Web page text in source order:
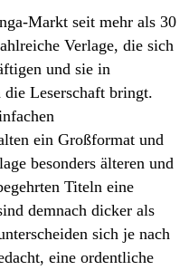
Markt seit mehr als 30
Verlage, die sich
und sie in
die Leserschaft bringt.
ein Großformat und
besonders älteren und
Titeln eine
demnach dicker als
sich je nach
eine ordentliche